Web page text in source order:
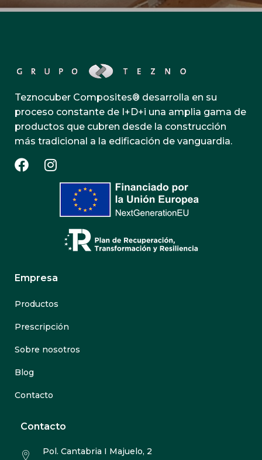
Teznocuber Composites® desarrolla en su
proceso constante de I+D+i una amplia gama de
productos que cubren desde la construcción
más tradicional a la edificación de vanguardia.
Empresa
Productos
Prescripción
Sobre nosotros
Blog
Contacto
Contacto
Pol. Cantabria I Majuelo, 2